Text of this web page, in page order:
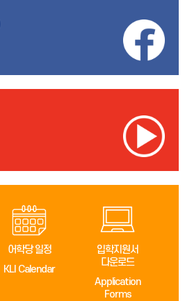
어학당 일정
KLI Calendar
입학지원서
다운로드
Application
Forms